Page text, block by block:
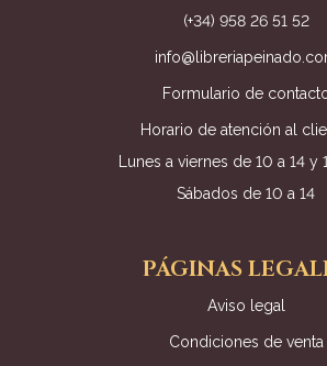
(+34) 958 26 51 52
Formulario de
Horario de atención al
Lunes a viernes de 10 a 14 y
Sábados de 10 a 14
PÁGINAS
Aviso legal
Condiciones de venta